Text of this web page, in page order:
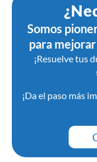
Somos
para
¡Resuelve tus
¡Da el paso más